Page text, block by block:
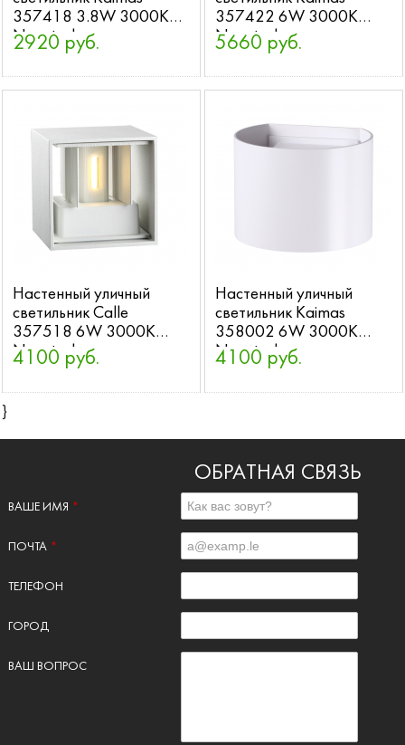
357418 3.8W 3000K
Novotech
2920 руб.
357422 6W 3000K
Novotech
5660 руб.
Настенный уличный
светильник Calle
357518 6W 3000K
Novotech
4100 руб.
Настенный уличный
светильник Kaimas
358002 6W 3000K
Novotech
4100 руб.
}
ОБРАТНАЯ СВЯЗЬ
ВАШЕ ИМЯ *
ПОЧТА *
ТЕЛЕФОН
ГОРОД
ВАШ ВОПРОС